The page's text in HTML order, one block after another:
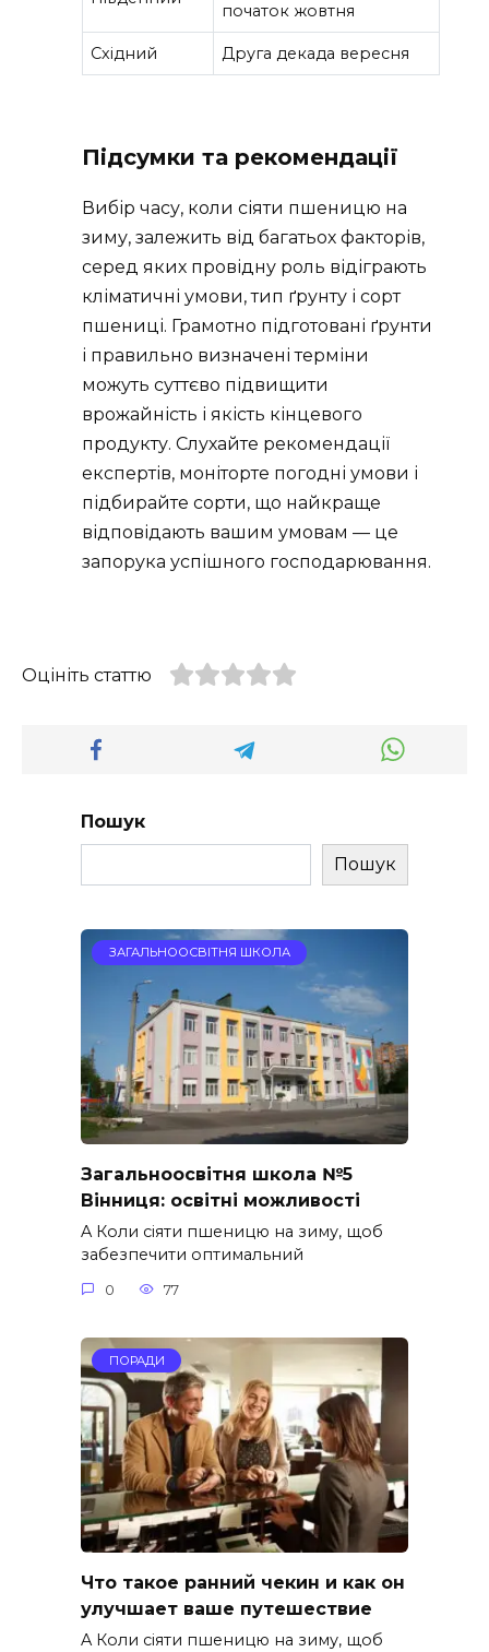
початок жовтня
Східний Друга декада вересня
Підсумки та рекомендації
Вибір часу, коли сіяти пшеницю на
зиму, залежить від багатьох факторів,
серед яких провідну роль відіграють
кліматичні умови, тип ґрунту і сорт
пшениці. Грамотно підготовані ґрунти
і правильно визначені терміни
можуть суттєво підвищити
врожайність і якість кінцевого
продукту. Слухайте рекомендації
експертів, моніторте погодні умови і
підбирайте сорти, що найкраще
відповідають вашим умовам — це
запорука успішного господарювання.
Оцініть статтю
Пошук
Пошук
ЗАГАЛЬНООСВІТНЯ ШКОЛА
Загальноосвітня школа №5
Вінниця: освітні можливості
A Коли сіяти пшеницю на зиму, щоб
забезпечити оптимальний
0 77
ПОРАДИ
Что такое ранний чекин и как он
улучшает ваше путешествие
A Коли сіяти пшеницю на зиму, щоб